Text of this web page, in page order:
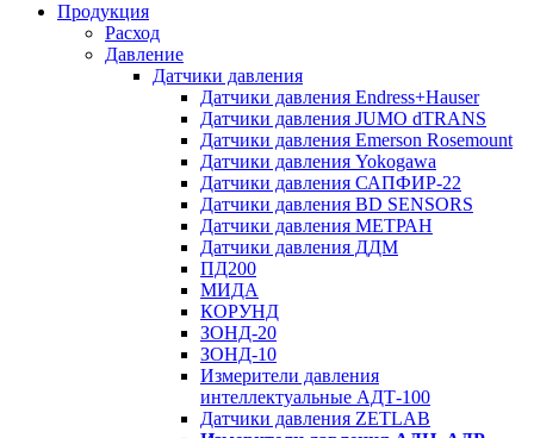
Продукция
Расход
Давление
Датчики давления
Датчики давления Endress+Hauser
Датчики давления JUMO dTRANS
Датчики давления Emerson Rosemount
Датчики давления Yokogawa
Датчики давления САПФИР-22
Датчики давления BD SENSORS
Датчики давления МЕТРАН
Датчики давления ДДМ
ПД200
МИДА
КОРУНД
ЗОНД-20
ЗОНД-10
Измерители давления
интеллектуальные АДТ-100
Датчики давления ZETLAB